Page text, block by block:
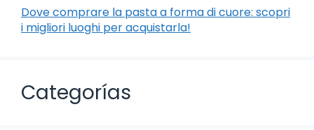
Dove comprare la pasta a forma di cuore: scopri
i migliori luoghi per acquistarla!
Categorías